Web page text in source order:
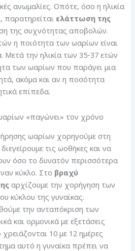
ανωμαλίες. Οπότε, όσο η ηλικία
παρατηρείται ελάττωση της
της συχνότητας αποβολών.
η ποιότητα των ωαρίων είναι
την ηλικία των 35-37 ετών
των ωαρίων που παράγει μια
ακόμα και αν η ποσότητα
επίπεδα.
«παγώνει» τον χρόνο
ωαρίων χορηγούμε στη
τις ωοθήκες και να
όσο το δυνατόν περισσότερα
κύκλο. Στο βραχύ
αρχίζουμε την χορήγηση των
κύκλου της γυναίκας.
την ανταπόκριση των
και ορμονικά με εξετάσεις
10 με 12 ημέρες
αυτό η γυναίκα πρέπει να